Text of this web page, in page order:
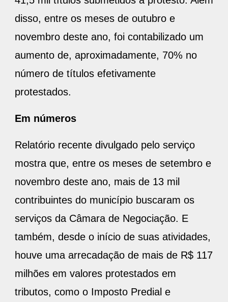
disso, entre os meses de outubro e
novembro deste ano, foi contabilizado um
aumento de, aproximadamente, 70% no
número de títulos efetivamente
protestados.
Em números
Relatório recente divulgado pelo serviço
mostra que, entre os meses de setembro e
novembro deste ano, mais de 13 mil
contribuintes do município buscaram os
serviços da Câmara de Negociação. E
também, desde o início de suas atividades,
houve uma arrecadação de mais de R$ 117
milhões em valores protestados em
tributos, como o Imposto Predial e